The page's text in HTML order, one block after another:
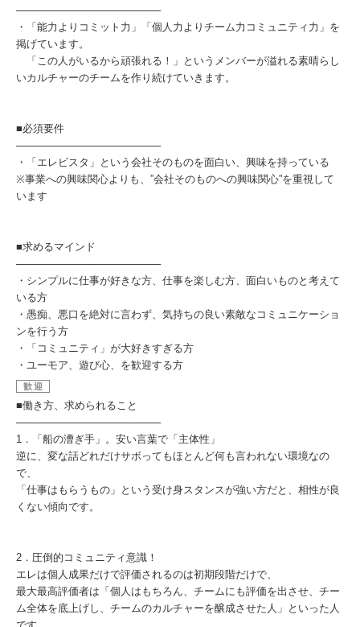
────────────────────
・「能力よりコミット力」「個人力よりチーム力コミュニティ力」を
掲げています。
「この人がいるから頑張れる！」というメンバーが溢れる素晴らし
いカルチャーのチームを作り続けていきます。
■必須要件
────────────────────
・「エレビスタ」という会社そのものを面白い、興味を持っている
※事業への興味関心よりも、”会社そのものへの興味関心”を重視して
います
■求めるマインド
────────────────────
・シンプルに仕事が好きな方、仕事を楽しむ方、面白いものと考えて
いる方
・愚痴、悪口を絶対に言わず、気持ちの良い素敵なコミュニケーショ
ンを行う方
・「コミュニティ」が大好きすぎる方
・ユーモア、遊び心、を歓迎する方
歓迎
■働き方、求められること
────────────────────
1．「船の漕ぎ手」。安い言葉で「主体性」
逆に、変な話どれだけサボってもほとんど何も言われない環境なの
で、
「仕事はもらうもの」という受け身スタンスが強い方だと、相性が良
くない傾向です。
2．圧倒的コミュニティ意識！
エレは個人成果だけで評価されるのは初期段階だけで、
最大最高評価者は「個人はもちろん、チームにも評価を出させ、チー
ム全体を底上げし、チームのカルチャーを醸成させた人」といった人